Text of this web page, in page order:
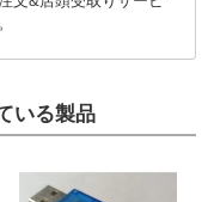
いる製品